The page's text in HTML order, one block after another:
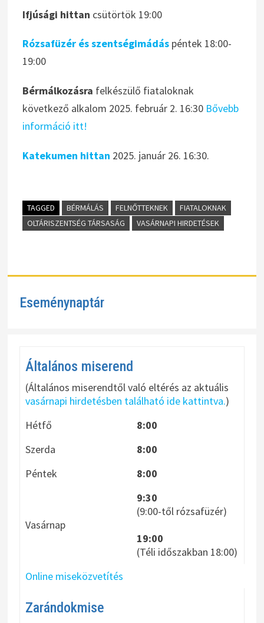
Ifjúsági hittan csütörtök 19:00
Rózsafüzér és szentségimádáspéntek 18:00-
19:00
Bérmálkozásra felkészülő fiataloknak
következő alkalom 2025. február 2. 16:30 Bővebb
információ itt!
Katekumen hittan 2025. január 26. 16:30.
TAGGED BÉRMÁLÁS FELNŐTTEKNEK
FIATALOKNAK
OLTÁRISZENTSÉG TÁRSASÁG
VASÁRNAPI HIRDETÉSEK
Eseménynaptár
Általános miserend
(Általános miserendtől való eltérés az aktuális
vasárnapi hirdetésben található ide kattintva.)
Hétfő
8:00
Szerda
8:00
Péntek
8:00
Vasárnap
9:30
(9:00-től rózsafüzér)
19:00
(Téli időszakban 18:00)
Online miseközvetítés
Zarándokmise